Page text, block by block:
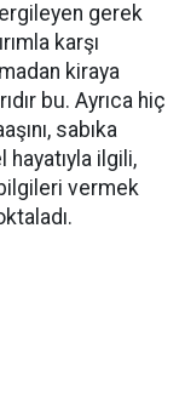
gerek
karşı
kiraya
bu. Ayrıca hiç
sabıka
hayatıyla ilgili,
vermek